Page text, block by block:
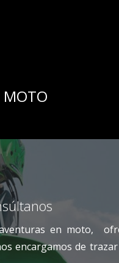
MOTO
en moto,
encargamos de